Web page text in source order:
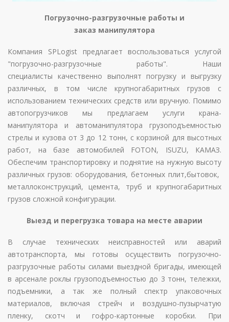
Погрузочно-разгрузочные работы и
заказ манипулятора
Компания SPLogist предлагает воспользоваться услугой
"погрузочно-разгрузочные работы". Наши
специалисты качественно выполнят погрузку и выгрузку
различных, в том числе крупногабаритных грузов с
использованием технических средств или вручную. Помимо
автопогрузчиков мы предлагаем услуги крана-
манипулятора и автоманипулятора грузоподъемностью
стрелы и кузова от 3 до 12 тонн, с корзиной для высотных
работ, на базе автомобилей FOTON, ISUZU, КАМАЗ.
Обеспечим транспортировку и поднятие на нужную высоту
различных грузов: оборудования, бетонных плит,бытовок,
металлоконструкций, цемента, труб и крупногабаритных
грузов сложной конфигурации.
Выезд и перегрузка товара на месте аварии
В случае технических неисправностей или аварий
автотранспорта, мы готовы осуществить погрузочно-
разгрузочные работы силами выездной бригады, имеющей
в арсенале роклы грузоподъемностью до 3 тонн, тележки,
подъемники, а так же полный спектр упаковочных
материалов, включая стрейч и воздушно-пузырчатую
пленку, скотч и гофро-картонные коробки. При